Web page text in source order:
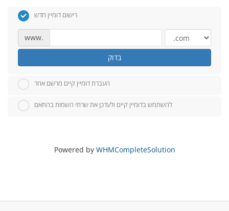
רישום דומיין חדש
www.
בדוק
העברת דומיין קיים מרשם אחר
להשתמש בדומיין קיים ולעדכן את שרתי השמות בהתאם
Powered by WHMCompleteSolution